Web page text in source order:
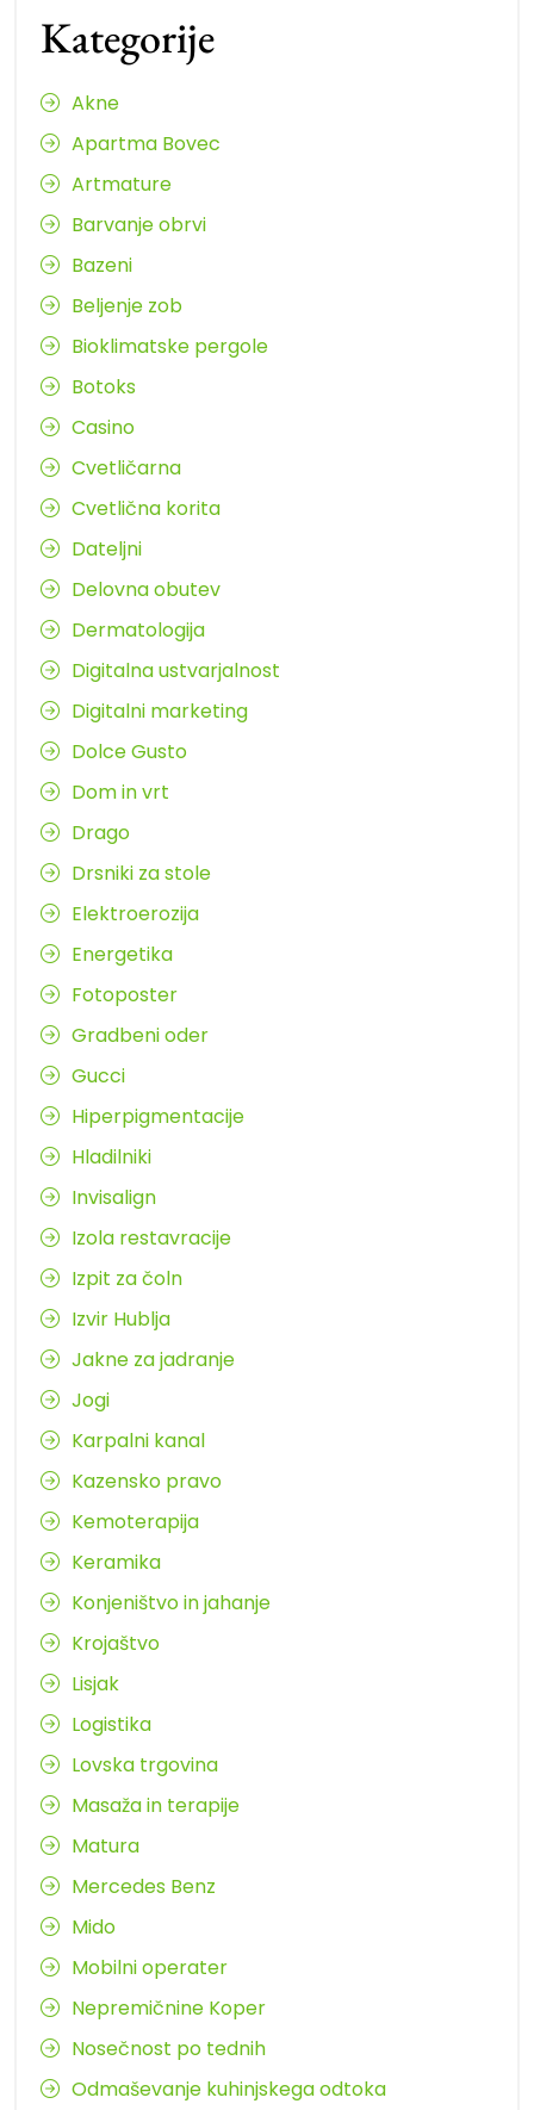
Kategorije
Akne
Apartma Bovec
Artmature
Barvanje obrvi
Bazeni
Beljenje zob
Bioklimatske pergole
Botoks
Casino
Cvetličarna
Cvetlična korita
Dateljni
Delovna obutev
Dermatologija
Digitalna ustvarjalnost
Digitalni marketing
Dolce Gusto
Dom in vrt
Drago
Drsniki za stole
Elektroerozija
Energetika
Fotoposter
Gradbeni oder
Gucci
Hiperpigmentacije
Hladilniki
Invisalign
Izola restavracije
Izpit za čoln
Izvir Hublja
Jakne za jadranje
Jogi
Karpalni kanal
Kazensko pravo
Kemoterapija
Keramika
Konjeništvo in jahanje
Krojaštvo
Lisjak
Logistika
Lovska trgovina
Masaža in terapije
Matura
Mercedes Benz
Mido
Mobilni operater
Nepremičnine Koper
Nosečnost po tednih
Odmaševanje kuhinjskega odtoka